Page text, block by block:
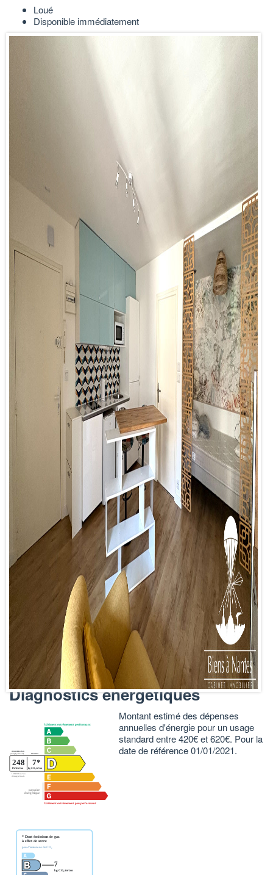
Loué
Disponible immédiatement
Description
Le cabinet Biens à Nantes vous propose à la location :
Un studio meublé rénové récemment situé au 1 Place Saint-
Vincent 44000 Nantes au coeur du centre-ville il se compose
d'une pièce de vie, d'une cuisine aménagée et équipée, d'un
espace nuit et d'une salle de bains avec WC et une machine à
(Les charges comprennent l'eau froide et l'entretien des
En annexe : une cave
Disponible dès maintenant
REF : 2143CR
Les informations sur les risques auxquels ce bien est exposé
sont disponibles sur le site Géorisques :
www.georisques.gouv.fr
Nos honoraires
Nos honoraires
Nous contacter
Diagnostics énergétiques
Montant estimé des dépenses
annuelles d'énergie pour un usage
standard entre 420€ et 620€. Pour la
date de référence 01/01/2021.